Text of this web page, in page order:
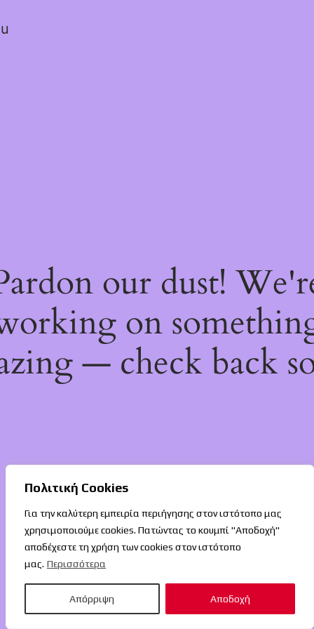
Πολιτική Cookies
Για την καλύτερη εμπειρία περιήγησης στον ιστότοπο μας
χρησιμοποιούμε cookies. Πατώντας το κουμπί "Αποδοχή"
αποδέχεστε τη χρήση των cookies στον ιστότοπο
μας. Περισσότερα
Απόρριψη Αποδοχή
our dust!
on
— check back